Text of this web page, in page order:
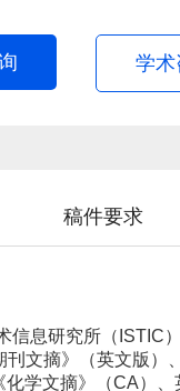
学术
稿件要求
信息研究所（ISTIC
文摘》（英文版）
学文摘》（CA）